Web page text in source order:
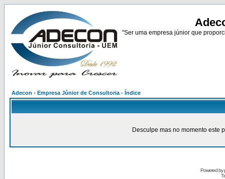
"Ser uma empresa júnior que
Adecon - Empresa Júnior de Consultoria - Índice
Desculpe mas no momento este
Powered by